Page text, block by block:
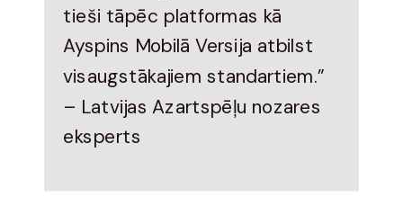
tieši tāpēc platformas kā
Ayspins Mobilā Versija atbilst
visaugstākajiem standartiem.”
– Latvijas Azartspēļu nozares
eksperts